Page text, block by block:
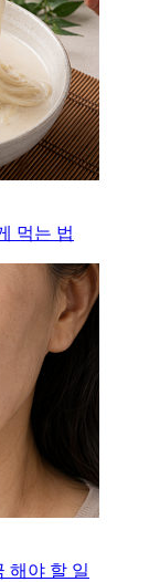
먹는 법
해야 할 일